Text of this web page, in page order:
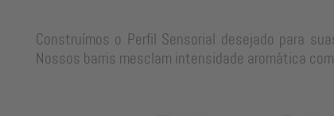
Construímos o Perfil Sensorial desejado para
Nossos barris mesclam intensidade aromática